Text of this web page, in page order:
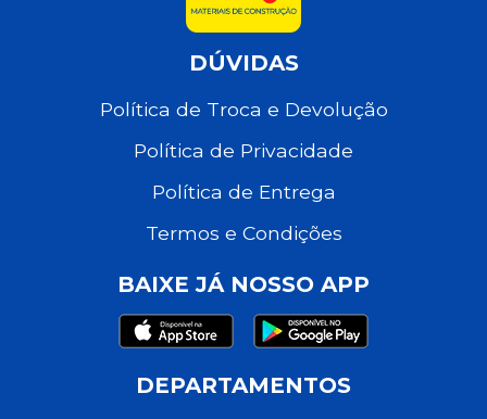
DÚVIDAS
Política de Troca e Devolução
Política de Privacidade
Política de Entrega
Termos e Condições
BAIXE JÁ NOSSO APP
DEPARTAMENTOS